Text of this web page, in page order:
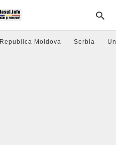
Republica Moldova Serbia